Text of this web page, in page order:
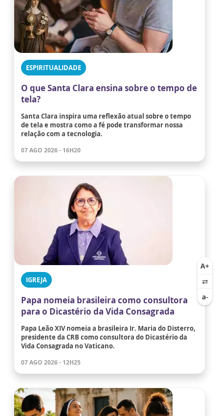
ESPIRITUALIDADE
O que Santa Clara ensina sobre o tempo de
tela?
Santa Clara inspira uma reflexão atual sobre o tempo
de tela e mostra como a fé pode transformar nossa
relação com a tecnologia.
07 AGO 2026 - 16H20
IGREJA
Papa nomeia brasileira como consultora
para o Dicastério da Vida Consagrada
Papa Leão XIV nomeia a brasileira Ir. Maria do Disterro,
presidente da CRB como consultora do Dicastério da
Vida Consagrada no Vaticano.
07 AGO 2026 - 12H25